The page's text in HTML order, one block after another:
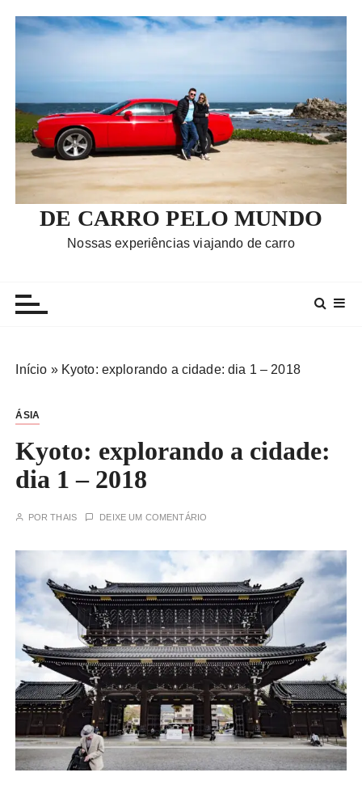
DE CARRO PELO MUNDO
Nossas experiências viajando de carro
Início » Kyoto: explorando a cidade: dia 1 – 2018
ÁSIA
Kyoto: explorando a cidade:
dia 1 – 2018
PORTHAIS DEIXE UM COMENTÁRIO